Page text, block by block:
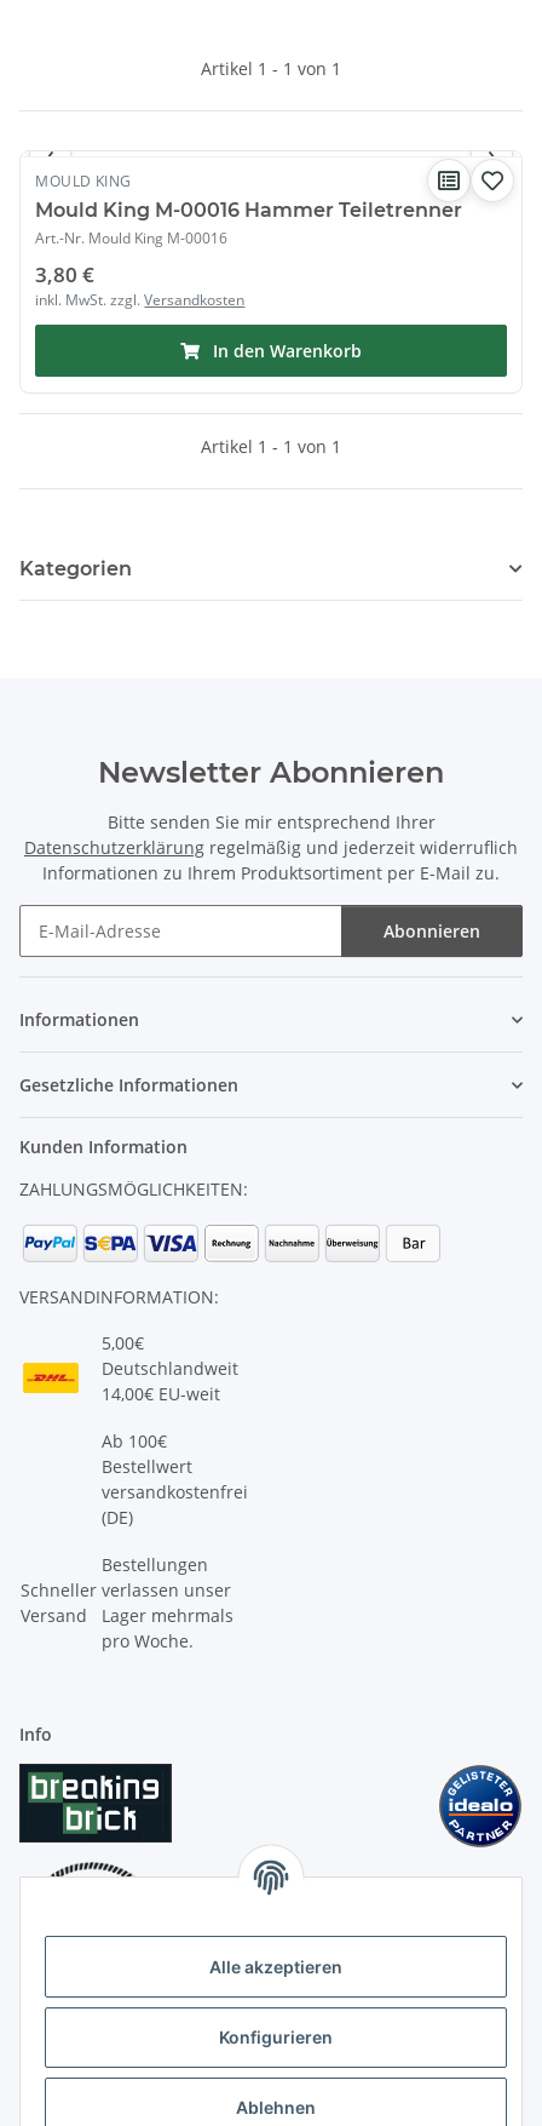
Alle akzeptieren
Konfigurieren
Ablehnen
Artikel 1 - 1 von 1
AUF LAGER
‹ ›
MOULD KING
Mould King M-00016 Hammer Teiletrenner
Art.-Nr. Mould King M-00016
3,80 €
inkl. MwSt. zzgl.Versandkosten
In den Warenkorb
Artikel 1 - 1 von 1
Kategorien
Newsletter Abonnieren
Bitte senden Sie mir entsprechend Ihrer
Datenschutzerklärung regelmäßig und jederzeit widerruflich
Informationen zu Ihrem Produktsortiment per E-Mail zu.
Abonnieren
Informationen
Gesetzliche Informationen
Kunden Information
ZAHLUNGSMÖGLICHKEITEN:
VERSANDINFORMATION:
5,00€
Deutschlandweit
14,00€ EU-weit
Ab 100€
Bestellwert
versandkostenfrei
(DE)
Schneller
Versand
Bestellungen
verlassen unser
Lager mehrmals
pro Woche.
Info